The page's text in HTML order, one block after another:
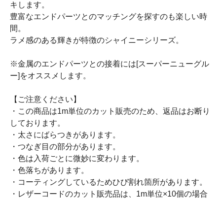
キします。
豊富なエンドパーツとのマッチングを探すのも楽しい時
間。
ラメ感のある輝きが特徴のシャイニーシリーズ。
※金属のエンドパーツとの接着には[スーパーニューグル
ー]をオススメします。
【ご注意ください】
・この商品は1m単位のカット販売のため、返品はお断り
しております。
・太さにばらつきがあります。
・つなぎ目の部分があります。
・色は入荷ごとに微妙に変わります。
・色落ちがあります。
・コーティングしているためひび割れ箇所があります。
・レザーコードのカット販売品は、1m単位×10個の場合